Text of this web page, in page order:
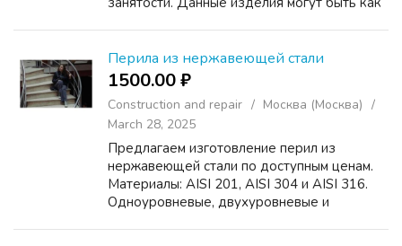
собственный выбор. Ведь именно пудра
способ...
Перила из нержавеющей стали
1500.00 ₽
Construction and repair
Москва (Москва)
March 28, 2025
Предлагаем изготовление перил из
нержавеющей стали по доступным ценам.
Материалы: AISI 201, AISI 304 и AISI 316.
Одноуровневые, двухуровневые и